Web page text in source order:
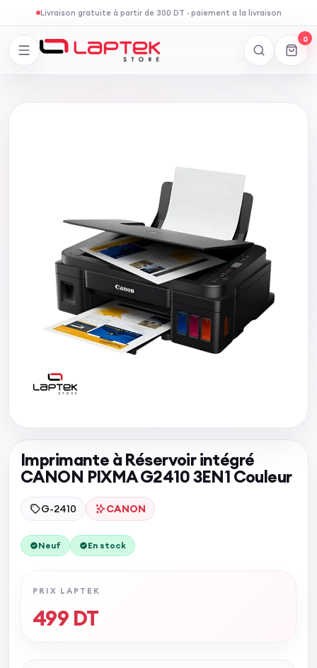
Livraison gratuite à partir de 300 DT ·paiement a la livraison
0
Imprimante à Réservoir intégré
CANON PIXMA G2410 3EN1 Couleur
G-2410 CANON
Neuf En stock
PRIX LAPTEK
499DT